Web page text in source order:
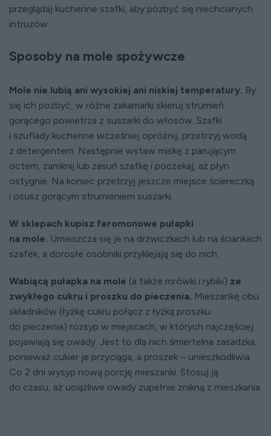
przeglądaj kuchenne szafki, aby pozbyć się niechcianych
intruzów.
Sposoby na mole spożywcze
Mole nie lubią ani wysokiej ani niskiej temperatury. By
się ich pozbyć, w różne zakamarki skieruj strumień
gorącego powietrza z suszarki do włosów. Szafki
i szuflady kuchenne wcześniej opróżnij, przetrzyj wodą
z detergentem. Następnie wstaw miskę z parującym
octem, zamknij lub zasuń szafkę i poczekaj, aż płyn
ostygnie. Na koniec przetrzyj jeszcze miejsce ściereczką
i osusz gorącym strumieniem suszarki.
W sklepach kupisz feromonowe pułapki
na mole. Umieszcza się je na drzwiczkach lub na ściankach
szafek, a dorosłe osobniki przyklejają się do nich.
Wabiącą pułapka na mole (a także mrówki i rybiki) ze
zwykłego cukru i proszku do pieczenia. Mieszankę obu
składników (łyżkę cukru połącz z łyżką proszku
do pieczenia) rozsyp w miejscach, w których najczęściej
pojawiają się owady. Jest to dla nich śmiertelna zasadzka,
ponieważ cukier je przyciąga, a proszek – unieszkodliwia.
Co 2 dni wysyp nową porcję mieszanki. Stosuj ją
do czasu, aż uciążliwe owady zupełnie znikną z mieszkania.